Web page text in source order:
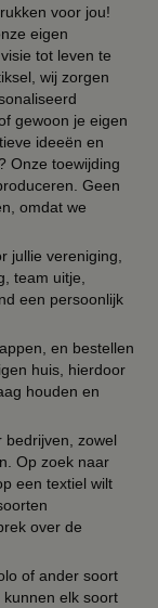
voor jou!
eigen
tot leven te
wij zorgen
gewoon je eigen
ideeën en
Onze toewijding
Geen
omdat we
jullie vereniging,
team uitje,
een persoonlijk
en bestellen
huis, hierdoor
houden en
bedrijven, zowel
Op zoek naar
een textiel wilt
over de
of ander soort
kunnen elk soort